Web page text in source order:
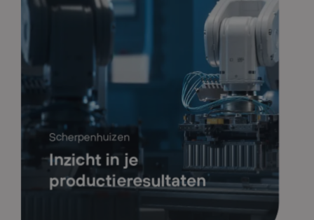
Scherpenhuizen
Inzicht in je
productieresultaten